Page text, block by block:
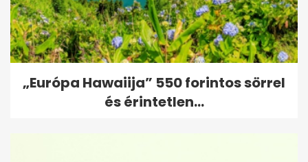
„Európa Hawaiija” 550 forintos sörrel
és érintetlen...